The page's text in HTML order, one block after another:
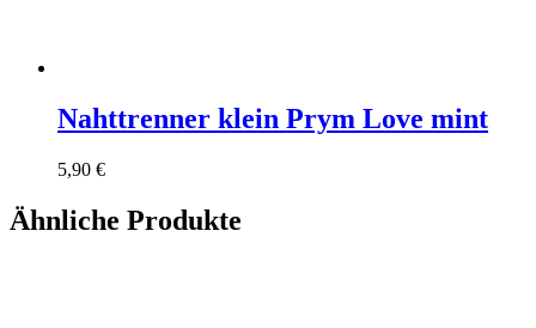
Nahttrenner klein Prym Love mint
5,90 €
Ähnliche Produkte